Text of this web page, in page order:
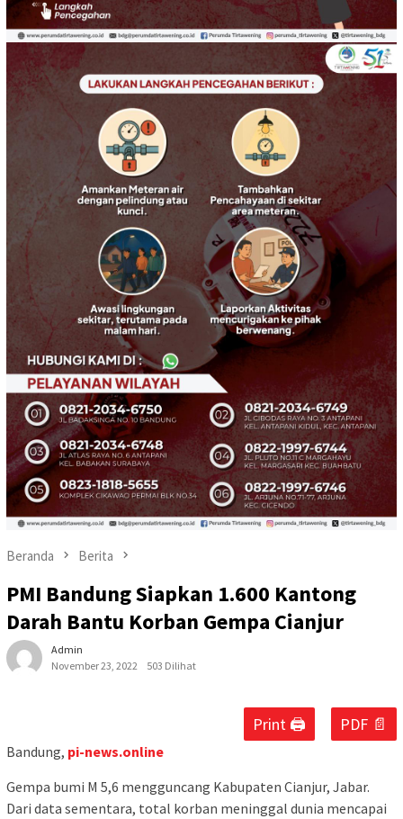
Beranda Berita
PMI Bandung Siapkan 1.600 Kantong
Darah Bantu Korban Gempa Cianjur
Admin
November 23, 2022
503 Dilihat
Print 🖨 PDF 📄
Bandung, pi-news.online
Gempa bumi M 5,6 mengguncang Kabupaten Cianjur, Jabar.
Dari data sementara, total korban meninggal dunia mencapai